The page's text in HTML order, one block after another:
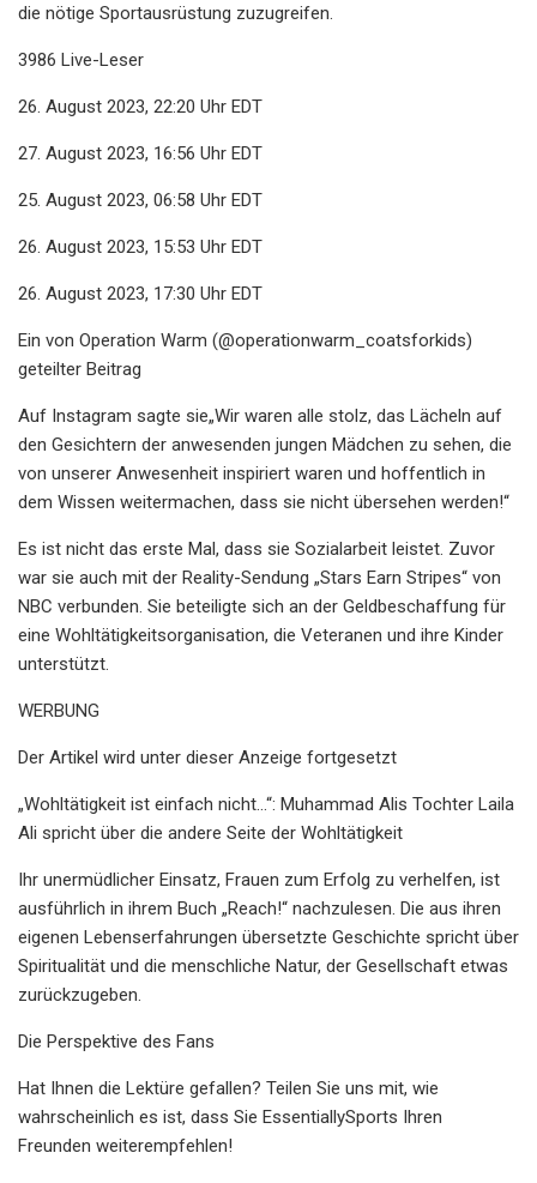
die nötige Sportausrüstung zuzugreifen.
3986 Live-Leser
26. August 2023, 22:20 Uhr EDT
27. August 2023, 16:56 Uhr EDT
25. August 2023, 06:58 Uhr EDT
26. August 2023, 15:53 ​​Uhr EDT
26. August 2023, 17:30 Uhr EDT
Ein von Operation Warm (@operationwarm_coatsforkids)
geteilter Beitrag
Auf Instagram sagte sie„Wir waren alle stolz, das Lächeln auf
den Gesichtern der anwesenden jungen Mädchen zu sehen, die
von unserer Anwesenheit inspiriert waren und hoffentlich in
dem Wissen weitermachen, dass sie nicht übersehen werden!“
Es ist nicht das erste Mal, dass sie Sozialarbeit leistet. Zuvor
war sie auch mit der Reality-Sendung „Stars Earn Stripes“ von
NBC verbunden. Sie beteiligte sich an der Geldbeschaffung für
eine Wohltätigkeitsorganisation, die Veteranen und ihre Kinder
unterstützt.
WERBUNG
Der Artikel wird unter dieser Anzeige fortgesetzt
„Wohltätigkeit ist einfach nicht…“: Muhammad Alis Tochter Laila
Ali spricht über die andere Seite der Wohltätigkeit
Ihr unermüdlicher Einsatz, Frauen zum Erfolg zu verhelfen, ist
ausführlich in ihrem Buch „Reach!“ nachzulesen. Die aus ihren
eigenen Lebenserfahrungen übersetzte Geschichte spricht über
Spiritualität und die menschliche Natur, der Gesellschaft etwas
zurückzugeben.
Die Perspektive des Fans
Hat Ihnen die Lektüre gefallen? Teilen Sie uns mit, wie
wahrscheinlich es ist, dass Sie EssentiallySports Ihren
Freunden weiterempfehlen!